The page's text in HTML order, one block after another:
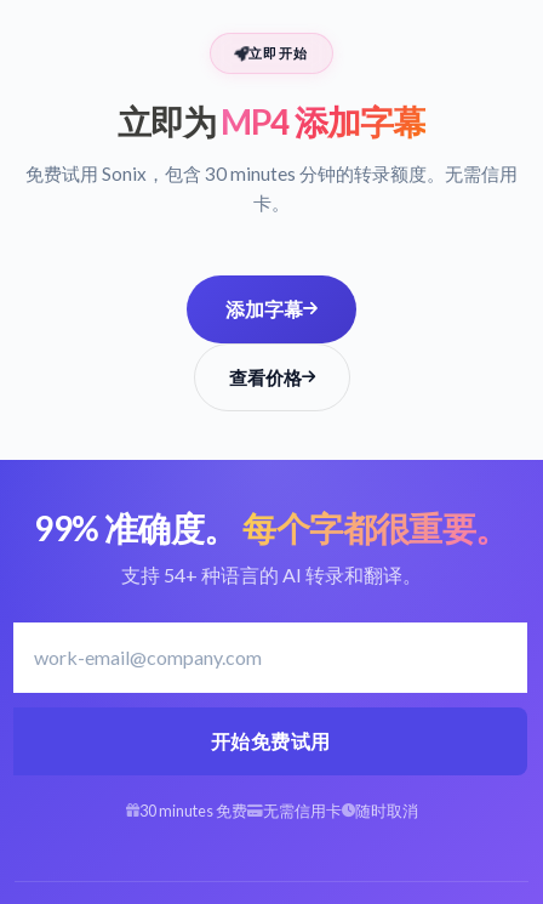
立即开始
立即为MP4 添加字幕
免费试用 Sonix，包含 30 minutes 分钟的转录额度。无需信用
卡。
添加字幕
查看价格
99% 准确度。 每个字都很重要。
支持 54+ 种语言的 AI 转录和翻译。
开始免费试用
30 minutes 免费 无需信用卡 随时取消